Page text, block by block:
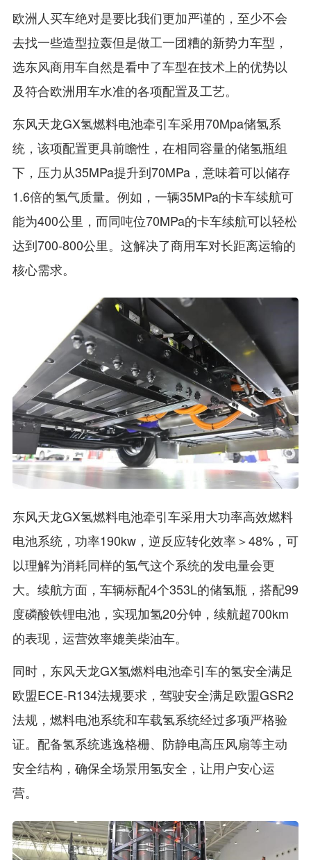
欧洲人买车绝对是要比我们更加严谨的，至少不会
去找一些造型拉轰但是做工一团糟的新势力车型，
选东风商用车自然是看中了车型在技术上的优势以
及符合欧洲用车水准的各项配置及工艺。
东风天龙GX氢燃料电池牵引车采用70Mpa储氢系
统，该项配置更具前瞻性，在相同容量的储氢瓶组
下，压力从35MPa提升到70MPa，意味着可以储存
1.6倍的氢气质量。例如，一辆35MPa的卡车续航可
能为400公里，而同吨位70MPa的卡车续航可以轻松
达到700-800公里。这解决了商用车对长距离运输的
核心需求。
东风天龙GX氢燃料电池牵引车采用大功率高效燃料
电池系统，功率190kw，逆反应转化效率＞48%，可
以理解为消耗同样的氢气这个系统的发电量会更
大。续航方面，车辆标配4个353L的储氢瓶，搭配99
度磷酸铁锂电池，实现加氢20分钟，续航超700km
的表现，运营效率媲美柴油车。
同时，东风天龙GX氢燃料电池牵引车的氢安全满足
欧盟ECE-R134法规要求，驾驶安全满足欧盟GSR2
法规，燃料电池系统和车载氢系统经过多项严格验
证。配备氢系统逃逸格栅、防静电高压风扇等主动
安全结构，确保全场景用氢安全，让用户安心运
营。